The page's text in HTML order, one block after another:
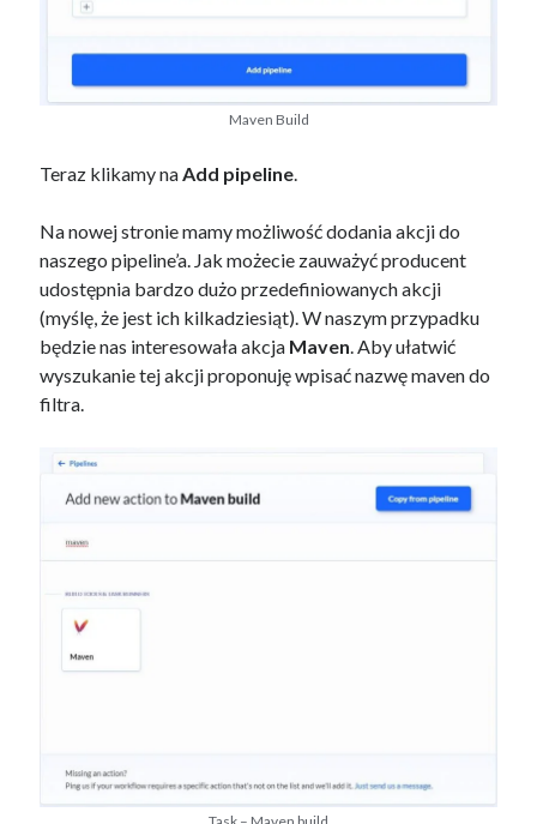
Maven Build
Teraz klikamy na Add pipeline
Na nowej stronie mamy możliwość dodania akcji do
naszego pipeline’a. Jak możecie zauważyć producent
udostępnia bardzo dużo przedefiniowanych akcji
(myślę, że jest ich kilkadziesiąt). W naszym przypadku
będzie nas interesowała akcja Maven . Aby ułatwić
wyszukanie tej akcji proponuję wpisać nazwę maven do
filtra.